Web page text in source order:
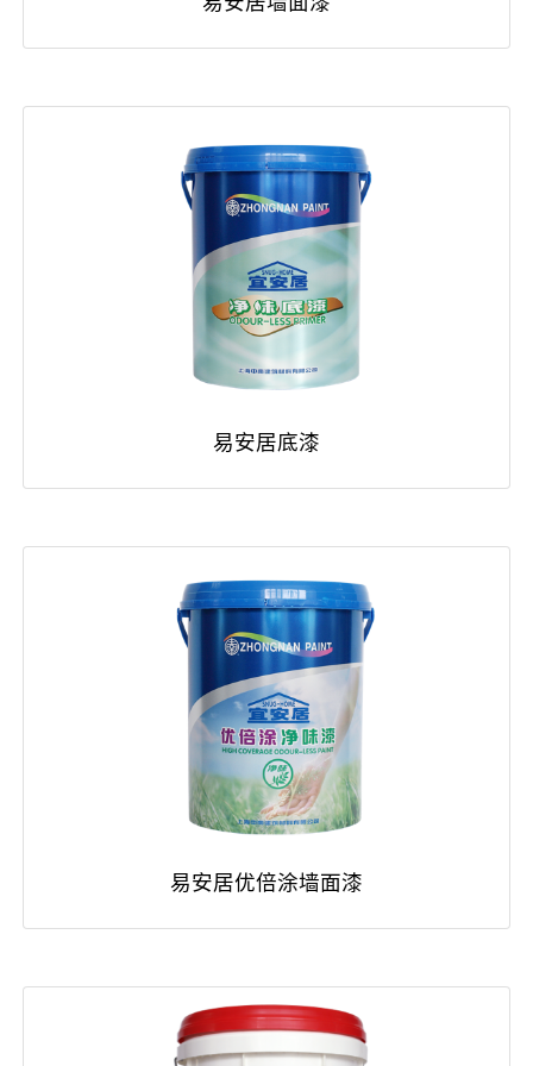
易安居底漆
易安居优倍涂墙面漆